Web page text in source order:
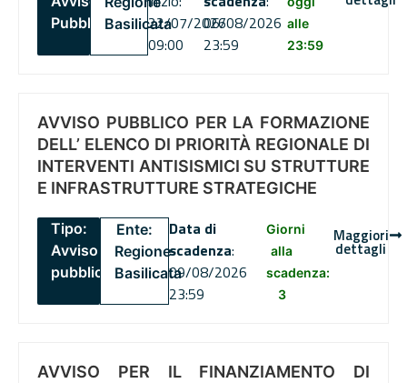
PubblicoBasilicata22/07/2026
09:00
06/08/2026
23:59
alle
23:59
AVVISO PUBBLICO PER LA FORMAZIONE
DELL’ ELENCO DI PRIORITÀ REGIONALE DI
INTERVENTI ANTISISMICI SU STRUTTURE
E INFRASTRUTTURE STRATEGICHE
Tipo:
Avviso
pubblico
Ente:
Regione
Basilicata
Data di
scadenza:
09/08/2026
23:59
Giorni
alla
scadenza:
3
Maggiori
dettagli
AVVISO PER IL FINANZIAMENTO DI